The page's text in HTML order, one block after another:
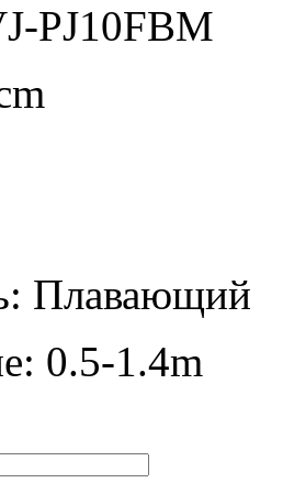
PJ10FBM
Плавающий
0.5-1.4m